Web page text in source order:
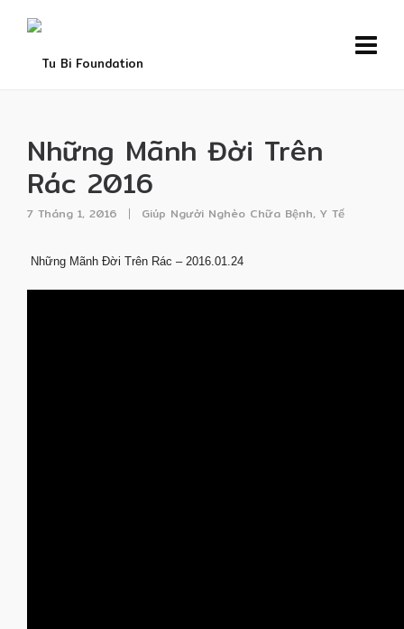
Những Mãnh Đời Trên
Rác 2016
7 Tháng 1, 2016 Giúp Người Nghèo Chữa Bệnh, Y Tế
Những Mãnh Đời Trên Rác – 2016.01.24